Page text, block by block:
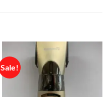
Sale!